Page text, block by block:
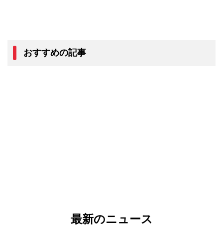
おすすめの記事
最新のニュース